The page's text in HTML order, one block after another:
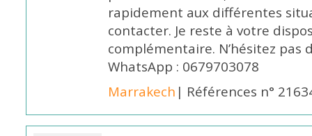
rapidement aux différentes
contacter. Je reste à votre
complémentaire. N’hésitez
WhatsApp : 0679703078
Marrakech | Références n°